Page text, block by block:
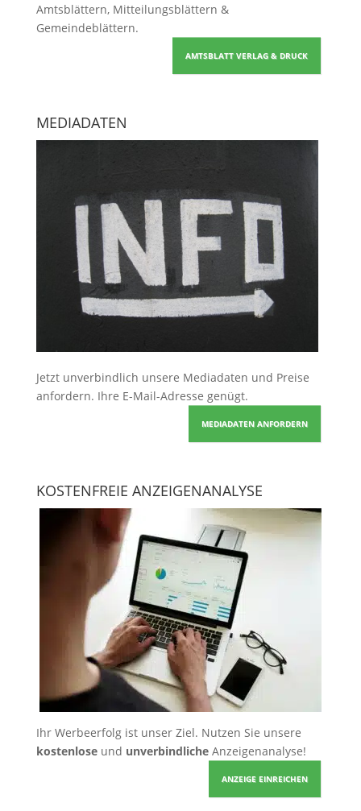
Amtsblättern, Mitteilungsblättern &
Gemeindeblättern.
AMTSBLATT VERLAG & DRUCK
MEDIADATEN
Jetzt unverbindlich unsere Mediadaten und Preise
anfordern. Ihre E-Mail-Adresse genügt.
MEDIADATEN ANFORDERN
KOSTENFREIE ANZEIGENANALYSE
Ihr Werbeerfolg ist unser Ziel. Nutzen Sie unsere
kostenloseund unverbindlicheAnzeigenanalyse!
ANZEIGE EINREICHEN